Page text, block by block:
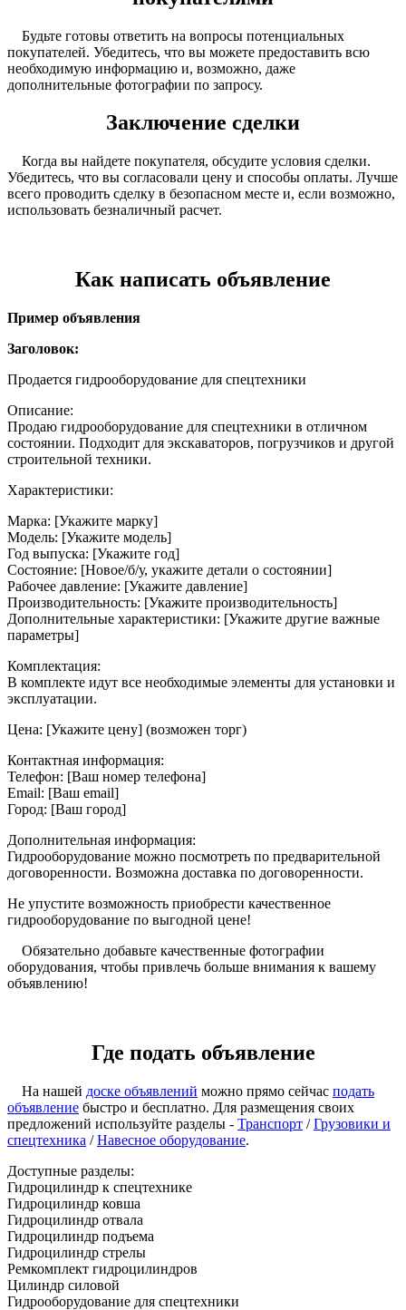
Будьте готовы ответить на вопросы потенциальных
покупателей. Убедитесь, что вы можете предоставить всю
необходимую информацию и, возможно, даже
дополнительные фотографии по запросу.
Заключение сделки
Когда вы найдете покупателя, обсудите условия сделки.
Убедитесь, что вы согласовали цену и способы оплаты. Лучше
всего проводить сделку в безопасном месте и, если возможно,
использовать безналичный расчет.
Как написать объявление
Пример объявления
Заголовок:
Продается гидрооборудование для спецтехники
Описание:
Продаю гидрооборудование для спецтехники в отличном
состоянии. Подходит для экскаваторов, погрузчиков и другой
строительной техники.
Характеристики:
Марка: [Укажите марку]
Модель: [Укажите модель]
Год выпуска: [Укажите год]
Состояние: [Новое/б/у, укажите детали о состоянии]
Рабочее давление: [Укажите давление]
Производительность: [Укажите производительность]
Дополнительные характеристики: [Укажите другие важные
параметры]
Комплектация:
В комплекте идут все необходимые элементы для установки и
эксплуатации.
Цена: [Укажите цену] (возможен торг)
Контактная информация:
Телефон: [Ваш номер телефона]
Email: [Ваш email]
Город: [Ваш город]
Дополнительная информация:
Гидрооборудование можно посмотреть по предварительной
договоренности. Возможна доставка по договоренности.
Не упустите возможность приобрести качественное
гидрооборудование по выгодной цене!
Обязательно добавьте качественные фотографии
оборудования, чтобы привлечь больше внимания к вашему
объявлению!
Где подать объявление
На нашей доске объявлений можно прямо сейчас подать
объявление быстро и бесплатно. Для размещения своих
предложений используйте разделы - Транспорт /Грузовики и
спецтехника /Навесное оборудование.
Доступные разделы:
Гидроцилиндр к спецтехнике
Гидроцилиндр ковша
Гидроцилиндр отвала
Гидроцилиндр подъема
Гидроцилиндр стрелы
Ремкомплект гидроцилиндров
Цилиндр силовой
Гидрооборудование для спецтехники